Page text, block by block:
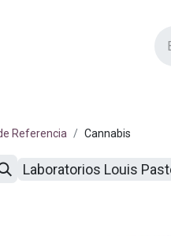
Referencia Cannabis
Laboratorios Louis